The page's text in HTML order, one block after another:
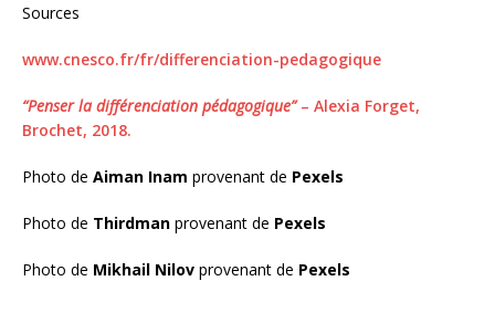
Sources
www.cnesco.fr/fr/differenciation-pedagogique
“Penser la différenciation pédagogique”– Alexia Forget,
Brochet, 2018.
Photo de Aiman Inam provenant de Pexels
Photo de Thirdman provenant de Pexels
Photo de Mikhail Nilov provenant de Pexels